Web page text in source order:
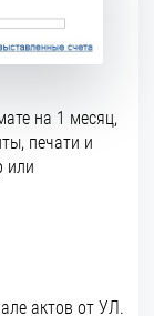
на 1 месяц,
печати и
или
актов от УЛ.